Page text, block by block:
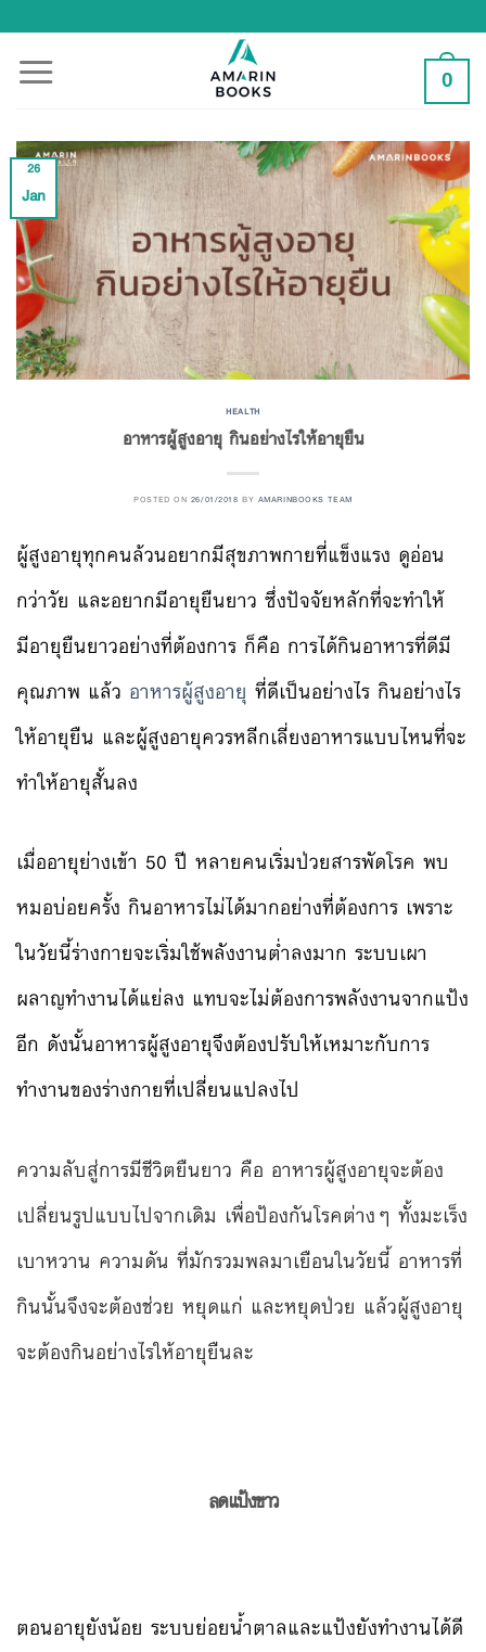
to
content
0
26
Jan
HEALTH
อาหารผู้สูงอายุ กินอย่างไรให้อายุยืน
POSTED ON 26/01/2018 BY AMARINBOOKS TEAM
ผู้สูงอายุทุกคนล้วนอยากมีสุขภาพกายที่แข็งแรง ดูอ่อน
กว่าวัย และอยากมีอายุยืนยาว ซึ่งปัจจัยหลักที่จะทำให้
มีอายุยืนยาวอย่างที่ต้องการ ก็คือ การได้กินอาหารที่ดีมี
คุณภาพ แล้ว อาหารผู้สูงอายุ ที่ดีเป็นอย่างไร กินอย่างไร
ให้อายุยืน และผู้สูงอายุควรหลีกเลี่ยงอาหารแบบไหนที่จะ
ทำให้อายุสั้นลง
เมื่ออายุย่างเข้า 50 ปี หลายคนเริ่มป่วยสารพัดโรค พบ
หมอบ่อยครั้ง กินอาหารไม่ได้มากอย่างที่ต้องการ เพราะ
ในวัยนี้ร่างกายจะเริ่มใช้พลังงานต่ำลงมาก ระบบเผา
ผลาญทำงานได้แย่ลง แทบจะไม่ต้องการพลังงานจากแป้ง
อีก ดังนั้นอาหารผู้สูงอายุจึงต้องปรับให้เหมาะกับการ
ทำงานของร่างกายที่เปลี่ยนแปลงไป
ความลับสู่การมีชีวิตยืนยาว คือ อาหารผู้สูงอายุจะต้อง
เปลี่ยนรูปแบบไปจากเดิม เพื่อป้องกันโรคต่างๆ ทั้งมะเร็ง
เบาหวาน ความดัน ที่มักรวมพลมาเยือนในวัยนี้ อาหารที่
กินนั้นจึงจะต้องช่วย หยุดแก่ และหยุดป่วย แล้วผู้สูงอายุ
จะต้องกินอย่างไรให้อายุยืนละ
ลดแป้งขาว
ตอนอายุยังน้อย ระบบย่อยน้ำตาลและแป้งยังทำงานได้ดี